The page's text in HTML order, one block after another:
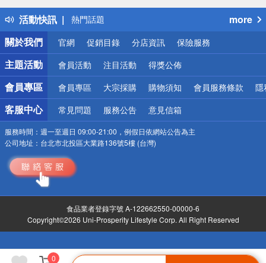
0
活動快訊
得獎公告
熱門話題
銀行優惠
偏遠地區配送
詐騙網頁！請小心！
more
關於我們
官網 促銷目錄 分店資訊 保險服務
主題活動 會員活動 注目活動 得獎公佈
會員專區 會員專區 大宗採購 購物須知 會員服務條款 隱
客服中心 常見問題 服務公告 意見信箱
服務時間： 週一至週日 09:00-21:00，例假日依網站公告為主
公司地址： 台北市北投區大業路136號5樓 (台灣)
食品業者登錄字號 A-122662550-00000-6
Copyright©2026 Uni-Prosperity Lifestyle Corp. All Right Reserved